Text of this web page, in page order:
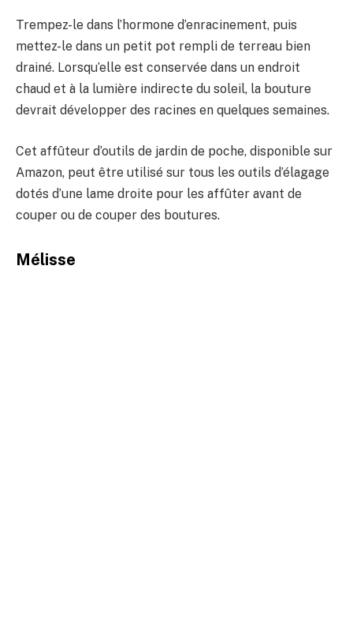
Trempez-le dans l’hormone d’enracinement, puis
mettez-le dans un petit pot rempli de terreau bien
drainé. Lorsqu’elle est conservée dans un endroit
chaud et à la lumière indirecte du soleil, la bouture
devrait développer des racines en quelques semaines.
Cet affûteur d’outils de jardin de poche, disponible sur
Amazon, peut être utilisé sur tous les outils d’élagage
dotés d’une lame droite pour les affûter avant de
couper ou de couper des boutures.
Mélisse